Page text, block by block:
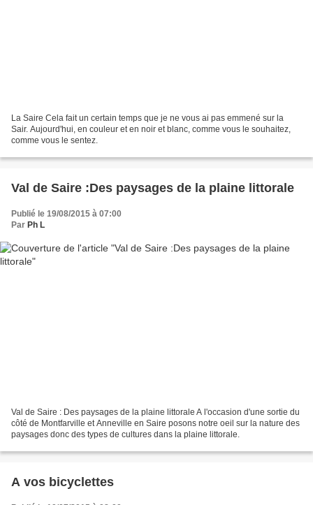
La Saire Cela fait un certain temps que je ne vous ai pas emmené sur la
Sair. Aujourd'hui, en couleur et en noir et blanc, comme vous le souhaitez,
comme vous le sentez.
Val de Saire :Des paysages de la plaine littorale
Publié le 19/08/2015 à 07:00
Par Ph L
Val de Saire : Des paysages de la plaine littorale A l'occasion d'une sortie du
côté de Montfarville et Anneville en Saire posons notre oeil sur la nature des
paysages donc des types de cultures dans la plaine littorale.
A vos bicyclettes